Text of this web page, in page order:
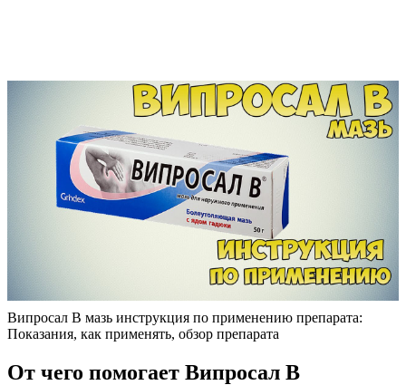
Випросал В мазь инструкция по применению препарата:
Показания, как применять, обзор препарата
От чего помогает Випросал В